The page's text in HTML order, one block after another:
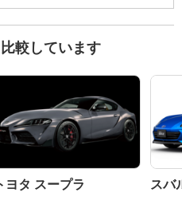
較しています
ヨタ スープラ スバ